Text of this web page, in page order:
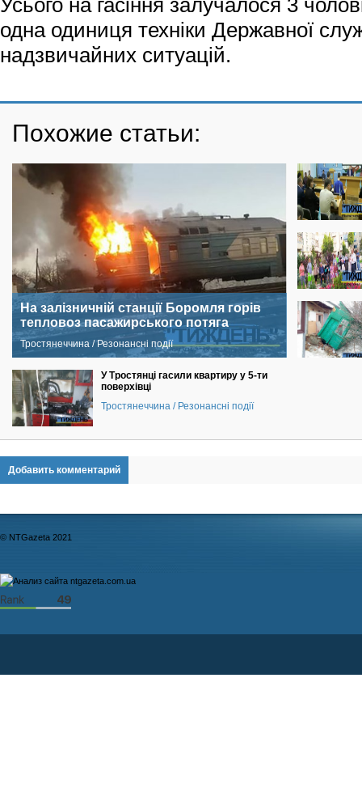
Усього на гасіння залучалося 3
одна одиниця техніки Державної
надзвичайних ситуацій.
Похожие статьи:
На залізничній станції Боромля горів
тепловоз пасажирського потяга
Тростянеччина / Резонансні події
У Тростянці гасили квартиру у 5-ти
поверхівці
Тростянеччина / Резонансні події
Добавить комментарий
© NTGazeta 2021